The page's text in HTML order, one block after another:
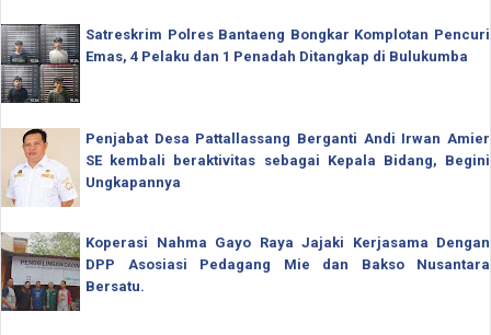
Satreskrim Polres Bantaeng Bongkar Komplotan Pencuri
Emas, 4 Pelaku dan 1 Penadah Ditangkap di Bulukumba
Penjabat Desa Pattallassang Berganti Andi Irwan Amier
SE kembali beraktivitas sebagai Kepala Bidang, Begini
Ungkapannya
Koperasi Nahma Gayo Raya Jajaki Kerjasama Dengan
DPP Asosiasi Pedagang Mie dan Bakso Nusantara
Bersatu.